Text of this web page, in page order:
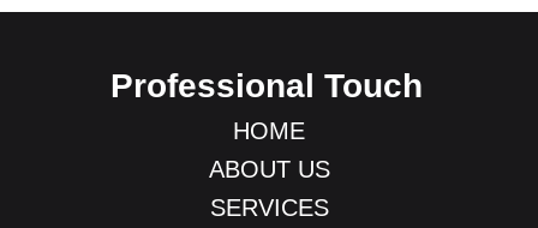
Professional Touch
HOME
ABOUT US
SERVICES